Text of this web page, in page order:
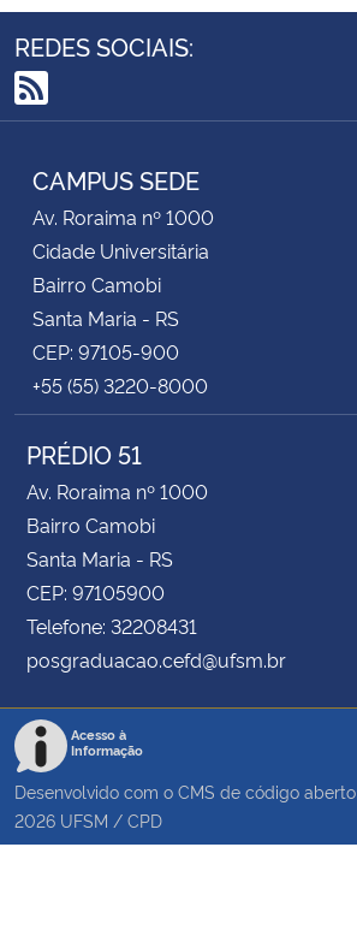
REDES SOCIAIS:
RSS
CAMPUS SEDE
Av. Roraima nº 1000
Cidade Universitária
Bairro Camobi
Santa Maria - RS
CEP: 97105-900
+55 (55) 3220-8000
PRÉDIO 51
Av. Roraima nº 1000
Bairro Camobi
Santa Maria - RS
CEP: 97105900
Telefone: 32208431
posgraduacao.cefd@ufsm.br
Acesso à
Informação
Desenvolvido com o CMS de código aberto
2026 UFSM / CPD